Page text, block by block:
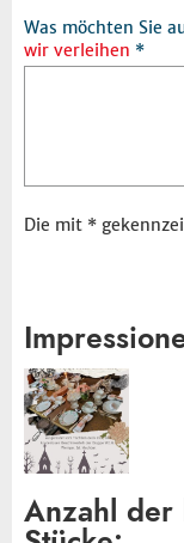
Was möchten Sie
wir verleihen
Die mit *
Anzahl der